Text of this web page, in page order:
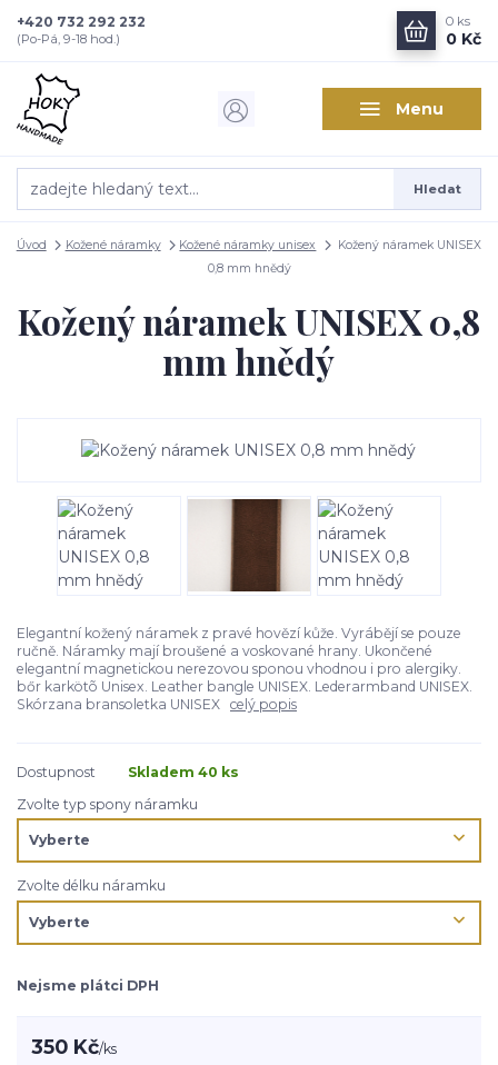
Menu
Hledat
+420 732 292 232
(Po-Pá, 9-18 hod.)
0 ks
0 Kč
Úvod Kožené náramky Kožené náramky unisex
Kožený náramek UNISEX
0,8 mm hnědý
Kožený náramek UNISEX 0,8
mm hnědý
Elegantní kožený náramek z pravé hovězí kůže. Vyrábějí se pouze
ručně. Náramky mají broušené a voskované hrany. Ukončené
elegantní magnetickou nerezovou sponou vhodnou i pro alergiky.
bőr karkötõ Unisex. Leather bangle UNISEX. Lederarmband UNISEX.
Skórzana bransoletka UNISEX celý popis
Dostupnost
Skladem 40 ks
Zvolte typ spony náramku
Zvolte délku náramku
Nejsme plátci DPH
350 Kč/ks